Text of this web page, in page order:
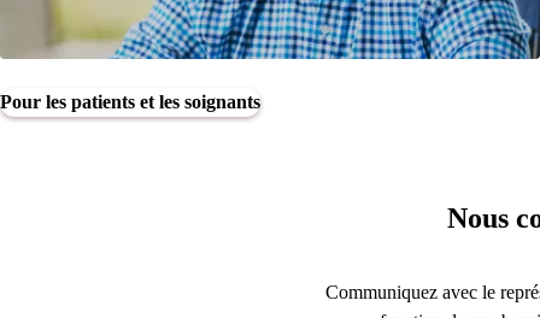
Pour les patients et les soignants
Nous
Communiquez avec le